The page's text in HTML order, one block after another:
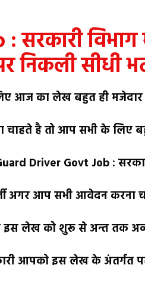
विभाग
निकली सीधी
आज का लेख बहुत ही
है तो आप सभी के लिए
Driver Govt Job :
अगर आप सभी आवेदन करना
इस लेख को शुरू से अन्त तक
आपको इस लेख के अंतर्गत